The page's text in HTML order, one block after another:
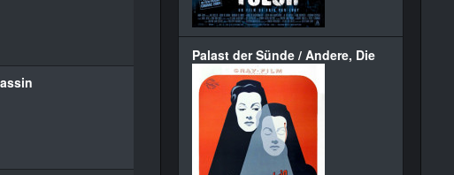
Palast der Sünde / Andere, Die